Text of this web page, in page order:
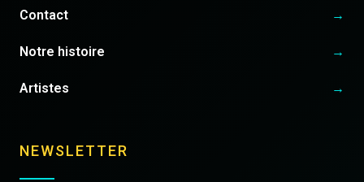
Contact →
Notre histoire →
Artistes →
NEWSLETTER